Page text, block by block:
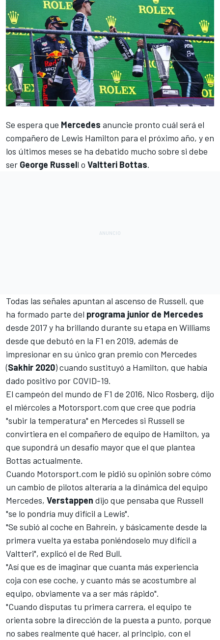
Se espera que Mercedes anuncie pronto cuál será el
compañero de Lewis Hamilton para el próximo año, y en
los últimos meses se ha debatido mucho sobre si debe
ser George Russell o Valtteri Bottas.
Todas las señales apuntan al ascenso de Russell, que
ha formado parte del programa junior de Mercedes
desde 2017 y ha brillando durante su etapa en Williams
desde que debutó en la F1 en 2019, además de
impresionar en su único gran premio con Mercedes
(Sakhir 2020) cuando sustituyó a Hamilton, que había
dado positivo por COVID-19.
El campeón del mundo de F1 de 2016, Nico Rosberg, dijo
el miércoles a Motorsport.com que cree que podría
"subir la temperatura" en Mercedes si Russell se
convirtiera en el compañero de equipo de Hamilton, ya
que supondrá un desafío mayor que el que plantea
Bottas actualmente.
Cuando Motorsport.com le pidió su opinión sobre cómo
un cambio de pilotos alteraría a la dinámica del equipo
Mercedes, Verstappen dijo que pensaba que Russell
"se lo pondría muy difícil a Lewis".
"Se subió al coche en Bahrein, y básicamente desde la
primera vuelta ya estaba poniéndoselo muy difícil a
Valtteri", explicó el de Red Bull.
"Así que es de imaginar que cuanta más experiencia
coja con ese coche, y cuanto más se acostumbre al
equipo, obviamente va a ser más rápido".
"Cuando disputas tu primera carrera, el equipo te
orienta sobre la dirección de la puesta a punto, porque
no sabes realmente qué hacer, al principio, con el